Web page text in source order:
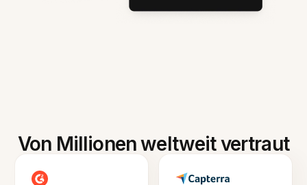
Von Millionen weltweit vertraut